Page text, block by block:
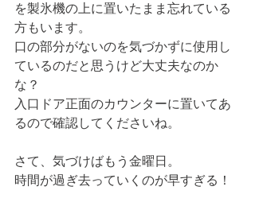
を製氷機の上に置いたまま忘れている
方もいます。
口の部分がないのを気づかずに使用し
ているのだと思うけど大丈夫なのか
な？
入口ドア正面のカウンターに置いてあ
るので確認してくださいね。
さて、気づけばもう金曜日。
時間が過ぎ去っていくのが早すぎる！